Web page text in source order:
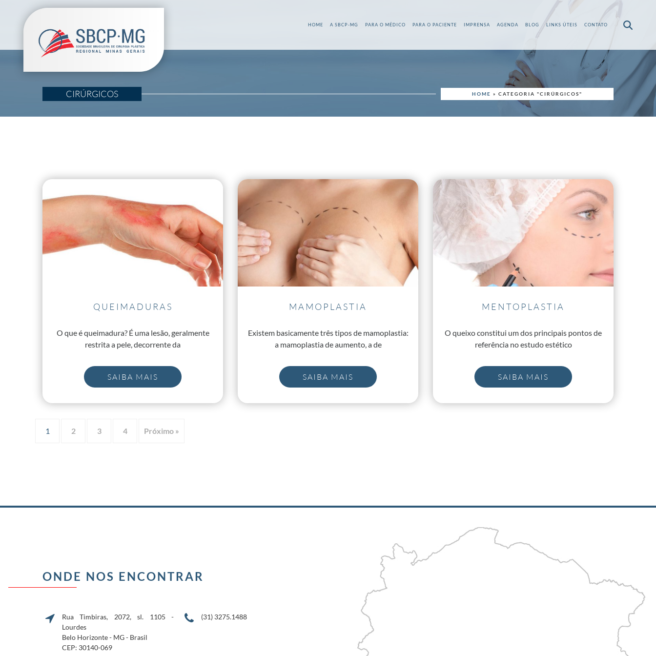
HOME A SBCP-MG PARA O MÉDICO PARA O PACIENTE IMPRENSA AGENDA BLOG LINKS ÚTEIS CONTATO
CIRÚRGICOS HOME »CATEGORIA "CIRÚRGICOS"
QUEIMADURAS
O que é queimadura? É uma lesão, geralmente
restrita a pele, decorrente da
SAIBA MAIS
MAMOPLASTIA
Existem basicamente três tipos de mamoplastia:
a mamoplastia de aumento, a de
SAIBA MAIS
MENTOPLASTIA
O queixo constitui um dos principais pontos de
referência no estudo estético
SAIBA MAIS
1 2 3 4 Próximo »
ONDE NOS ENCONTRAR
Rua Timbiras, 2072, sl. 1105 -
Lourdes
Belo Horizonte - MG - Brasil
CEP: 30140-069
(31) 3275.1488